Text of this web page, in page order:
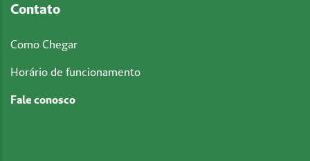
Contato
Como Chegar
Horário de funcionamento
Fale conosco